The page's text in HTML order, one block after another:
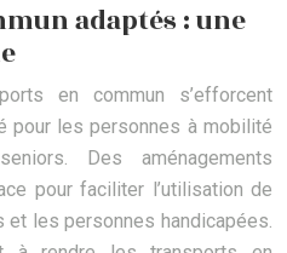
adaptés : une
en commun s’efforcent
pour les personnes à mobilité
Des aménagements
pour faciliter l’utilisation de
les personnes handicapées.